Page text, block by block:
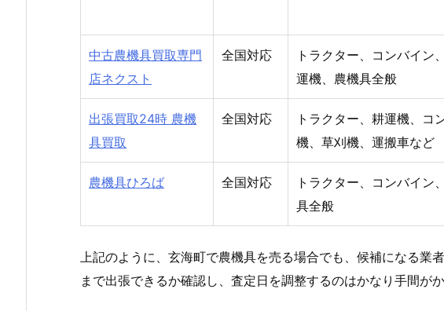
中古農機具買取専門
店ネクスト
全国対応
トラクター、コンバイン
運機、農機具全般
出張買取24時 農機
具買取
全国対応
トラクター、耕運機、コ
機、草刈機、運搬車など
農機具ひろば 全国対応
トラクター、コンバイン
具全般
上記のように、玄海町で農機具を売る場合でも、候補になる
まで出張できるか確認し、査定日を調整するのはかなり手間がか